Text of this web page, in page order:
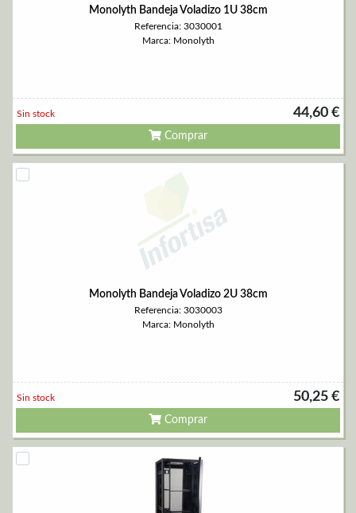
Monolyth Bandeja Voladizo 1U 38cm
Referencia: 3030001
Marca: Monolyth
44,60 €
Sin stock
Comprar
Monolyth Bandeja Voladizo 2U 38cm
Referencia: 3030003
Marca: Monolyth
50,25 €
Sin stock
Comprar